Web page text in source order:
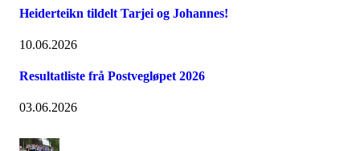
Heiderteikn tildelt Tarjei og Johannes!
10.06.2026
Resultatliste frå Postvegløpet 2026
03.06.2026